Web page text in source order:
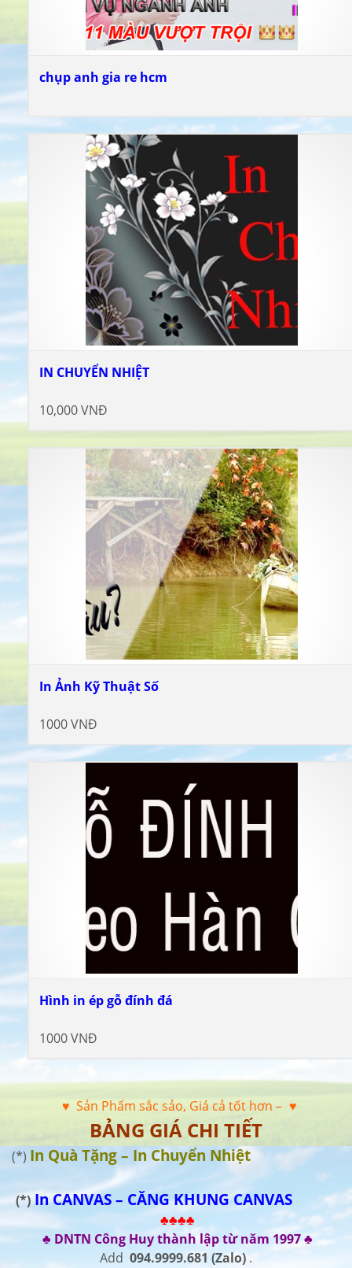
chụp anh gia re hcm
IN CHUYỂN NHIỆT
10,000 VNĐ
In Ảnh Kỹ Thuật Số
1000 VNĐ
Hình in ép gỗ đính đá
1000 VNĐ
♥ Sản Phẩm sắc sảo, Giá cả tốt hơn – ♥
BẢNG GIÁ CHI TIẾT
(*) In Quà Tặng – In Chuyển Nhiệt
(*) In CANVAS – CĂNG KHUNG CANVAS
♣♣♣♣
♣ DNTN Công Huy thành lập từ năm 1997 ♣
Add 094.9999.681 (Zalo).